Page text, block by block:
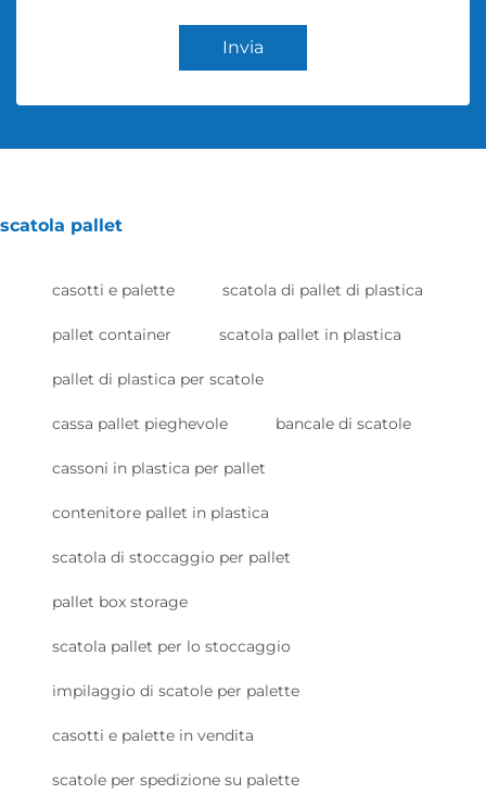
Invia
scatola pallet
casotti e palette scatola di pallet di plastica
pallet container scatola pallet in plastica
pallet di plastica per scatole
cassa pallet pieghevole bancale di scatole
cassoni in plastica per pallet
contenitore pallet in plastica
scatola di stoccaggio per pallet
pallet box storage
scatola pallet per lo stoccaggio
impilaggio di scatole per palette
casotti e palette in vendita
scatole per spedizione su palette